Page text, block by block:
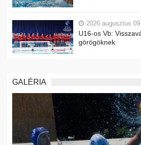
2026 augusztus 09.
U16-os Vb:
görögöknek
GALÉRIA